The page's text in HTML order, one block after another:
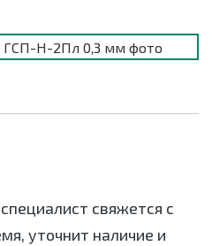
свяжется с
уточнит наличие и